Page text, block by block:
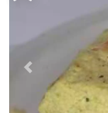
Précédent